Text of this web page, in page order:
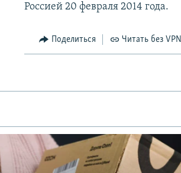
Россией 20 февраля 2014 года.
Поделиться Читать без VPN